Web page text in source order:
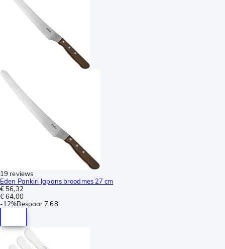
19 reviews
Eden Pankiri Japans broodmes 27 cm
€ 56,32
€ 64,00
-12%Bespaar 7,68